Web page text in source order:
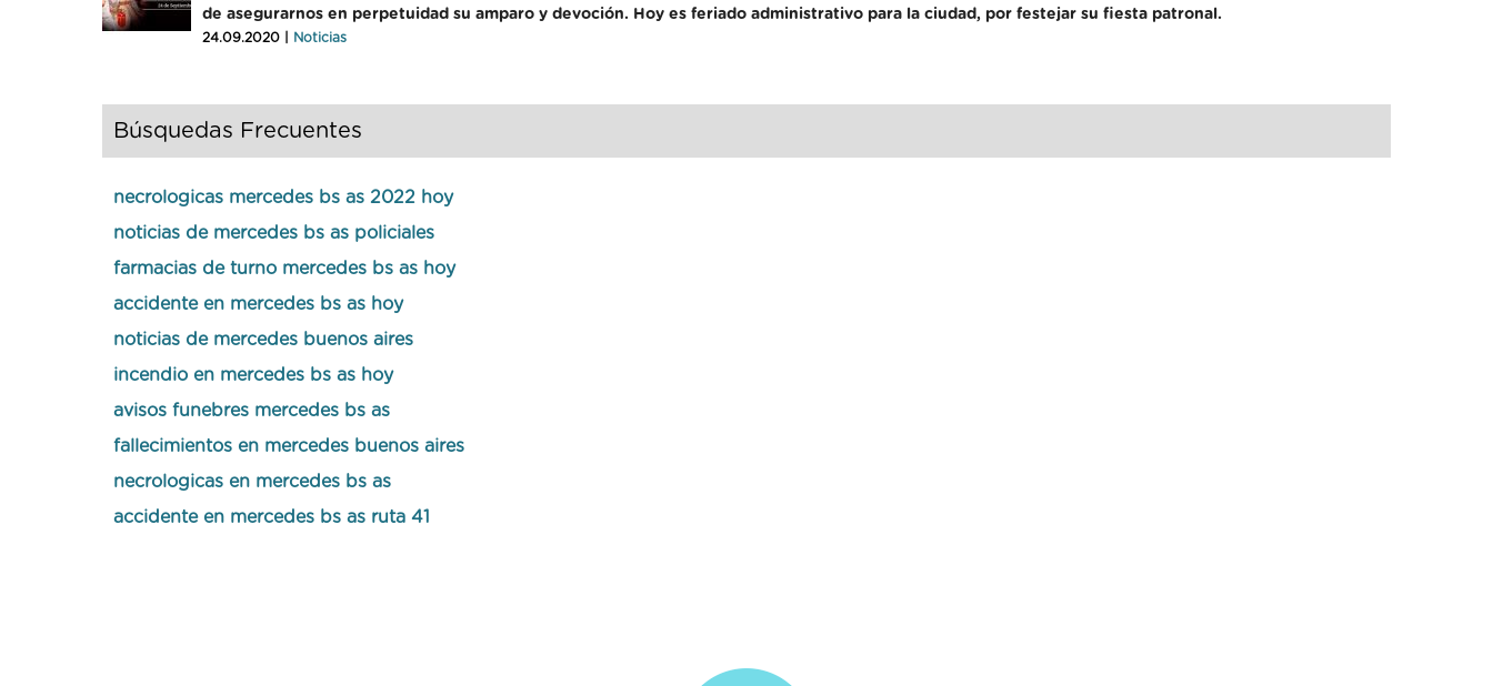
de asegurarnos en perpetuidad su amparo y devoción. Hoy es feriado administrativo para la ciudad, por festejar su fiesta patronal.
24.09.2020 | Noticias
Búsquedas Frecuentes
necrologicas mercedes bs as 2022 hoy
noticias de mercedes bs as policiales
farmacias de turno mercedes bs as hoy
accidente en mercedes bs as hoy
noticias de mercedes buenos aires
incendio en mercedes bs as hoy
avisos funebres mercedes bs as
fallecimientos en mercedes buenos aires
necrologicas en mercedes bs as
accidente en mercedes bs as ruta 41